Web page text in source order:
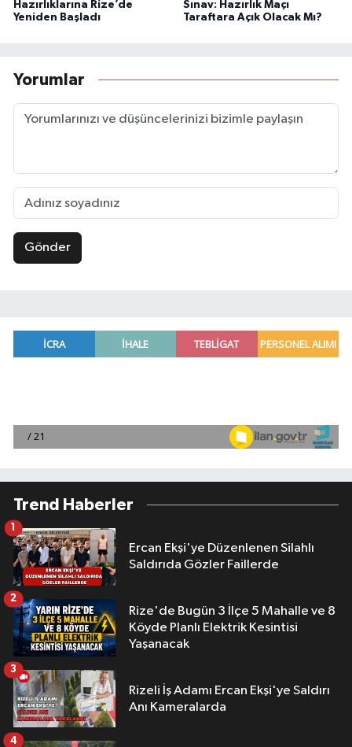
Hazırlıklarına Rize’de
Yeniden Başladı
Sınav: Hazırlık Maçı
Taraftara Açık Olacak Mı?
Yorumlar
Gönder
Trend Haberler
Ercan Ekşi'ye Düzenlenen Silahlı
Saldırıda Gözler Faillerde
1
Rize'de Bugün 3 İlçe 5 Mahalle ve 8
Köyde Planlı Elektrik Kesintisi
Yaşanacak
2
Rizeli İş Adamı Ercan Ekşi'ye Saldırı
Anı Kameralarda
3
4